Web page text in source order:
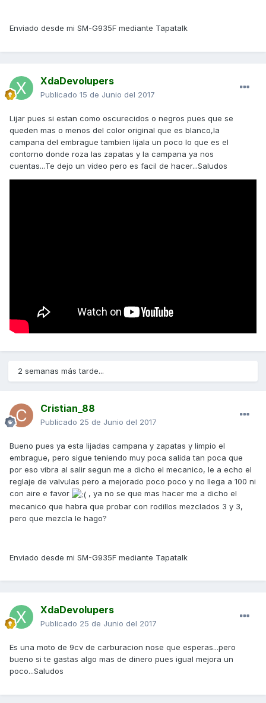
Enviado desde mi SM-G935F mediante Tapatalk
XdaDevolupers
Publicado 15 de Junio del 2017
Lijar pues si estan como oscurecidos o negros pues que se
queden mas o menos del color original que es blanco,la
campana del embrague tambien lijala un poco lo que es el
contorno donde roza las zapatas y la campana ya nos
cuentas...Te dejo un video pero es facil de hacer...Saludos
2 semanas más tarde...
Cristian_88
Publicado 25 de Junio del 2017
Bueno pues ya esta lijadas campana y zapatas y limpio el
embrague, pero sigue teniendo muy poca salida tan poca que
por eso vibra al salir segun me a dicho el mecanico, le a echo el
reglaje de valvulas pero a mejorado poco poco y no llega a 100 ni
con aire e favor
, ya no se que mas hacer me a dicho el
mecanico que habra que probar con rodillos mezclados 3 y 3,
pero que mezcla le hago?
Enviado desde mi SM-G935F mediante Tapatalk
XdaDevolupers
Publicado 25 de Junio del 2017
Es una moto de 9cv de carburacion nose que esperas...pero
bueno si te gastas algo mas de dinero pues igual mejora un
poco...Saludos